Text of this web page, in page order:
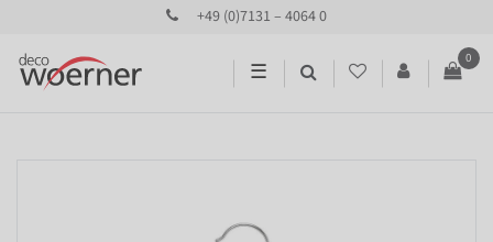
+49 (0)7131 – 4064 0
☰
0